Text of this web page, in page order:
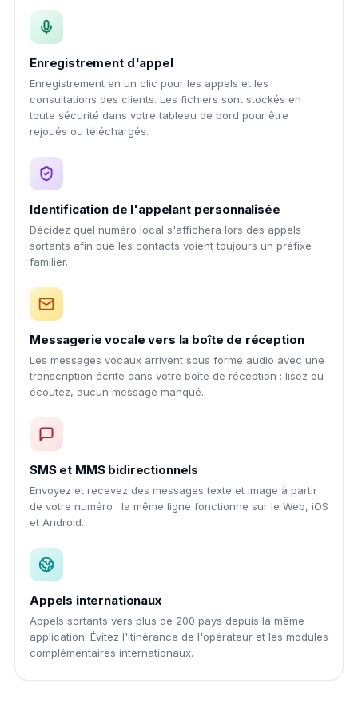
Enregistrement d'appel
Enregistrement en un clic pour les appels et les
consultations des clients. Les fichiers sont stockés en
toute sécurité dans votre tableau de bord pour être
rejoués ou téléchargés.
Identification de l'appelant personnalisée
Décidez quel numéro local s'affichera lors des appels
sortants afin que les contacts voient toujours un préfixe
familier.
Messagerie vocale vers la boîte de réception
Les messages vocaux arrivent sous forme audio avec une
transcription écrite dans votre boîte de réception : lisez ou
écoutez, aucun message manqué.
SMS et MMS bidirectionnels
Envoyez et recevez des messages texte et image à partir
de votre numéro : la même ligne fonctionne sur le Web, iOS
et Android.
Appels internationaux
Appels sortants vers plus de 200 pays depuis la même
application. Évitez l'itinérance de l'opérateur et les modules
complémentaires internationaux.